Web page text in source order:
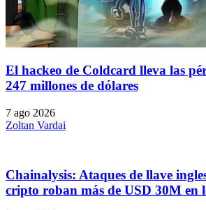
El hackeo de Coldcard lleva las
247 millones de dólares
7 ago 2026
Zoltan Vardai
Chainalysis: Ataques de llave
cripto roban más de USD 30M en